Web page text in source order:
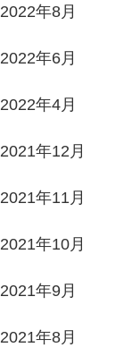
2022年8月
2022年6月
2022年4月
2021年12月
2021年11月
2021年10月
2021年9月
2021年8月